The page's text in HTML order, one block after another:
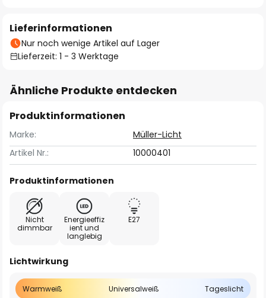
Lieferinformationen
Nur noch wenige Artikel auf Lager
Lieferzeit: 1 - 3 Werktage
Ähnliche Produkte entdecken
Produktinformationen
Marke:
Müller-Licht
Artikel Nr.:
10000401
Produktinformationen
Nicht
dimmbar
Energieeffiz
ient und
langlebig
E27
Lichtwirkung
Warmweiß Universalweiß Tageslicht